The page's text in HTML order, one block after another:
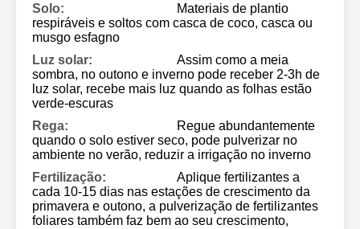
Solo:
Materiais de plantio
respiráveis ​​e soltos com casca de coco, casca ou
musgo esfagno
Luz solar:
Assim como a meia
sombra, no outono e inverno pode receber 2-3h de
luz solar, recebe mais luz quando as folhas estão
verde-escuras
Rega:
Regue abundantemente
quando o solo estiver seco, pode pulverizar no
ambiente no verão, reduzir a irrigação no inverno
Fertilização:
Aplique fertilizantes a
cada 10-15 dias nas estações de crescimento da
primavera e outono, a pulverização de fertilizantes
foliares também faz bem ao seu crescimento,